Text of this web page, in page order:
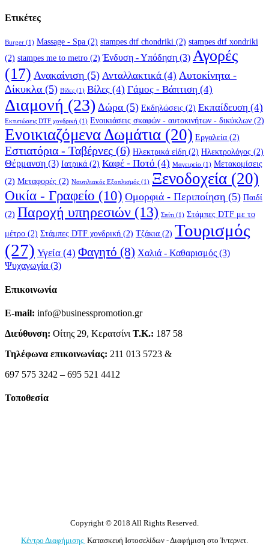
Ετικέτες
Burger (1) Massage - Spa (2) stampes dtf chondriki (2) stampes dtf xondriki
(2) stampes me to metro (2) Ένδυση - Υπόδηση (3) Αγορές
(17) Ανακαίνιση (5) Ανταλλακτικά (4) Αυτοκίνητα -
Δίκυκλα (5) Βίδες (1) Βίλες (4) Γάμος - Βάπτιση (4)
Διαμονή (23) Δώρα (5) Εκδηλώσεις (2) Εκπαίδευση (4)
Εκτυπώσεις DTF χονδρική (1) Ενοικιάσεις σκαφών - αυτοκινήτων - δικύκλων (2)
Ενοικιαζόμενα Δωμάτια (20) Εργαλεία (2)
Εστιατόρια - Ταβέρνες (6) Ηλεκτρικά είδη (2) Ηλεκτρολόγος (2)
Θέρμανση (3) Ιατρικά (2) Καφέ - Ποτό (4) Μαγειρείο (1) Μετακομίσεις
(2) Μεταφορές (2) Ναυτιλιακός Εξοπλισμός (1) Ξενοδοχεία (20)
Οικία - Γραφείο (10) Ομορφιά - Περιποίηση (5) Παιδί
(2) Παροχή υπηρεσιών (13) Σπίτι (1) Στάμπες DTF με το
μέτρο (2) Στάμπες DTF χονδρική (2) Τζάκια (2) Τουρισμός
(27) Υγεία (4) Φαγητό (8) Χαλιά - Καθαρισμός (3)
Ψυχαγωγία (3)
Επικοινωνία
E-mail: info@businesspromotion.gr
Διεύθυνση: Οίτης 29, Κερατσίνι Τ.Κ.: 187 58
Τηλέφωνα επικοινωνίας: 211 013 5723 &
697 575 3242 – 695 521 4412
Τοποθεσία
Copyright © 2018 All Rights Reserved.
Κέντρο Διαφήμισης Κατασκευή Ιστοσελίδων - Διαφήμιση στο Ίντερνετ.